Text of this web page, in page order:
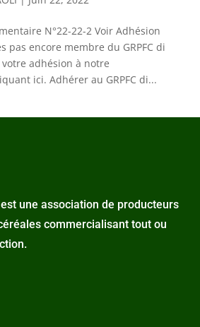
N°22-22-2 Voir Adhésion
pas encore membre du GRPFC di
votre adhésion à notre
ici. Adhérer au GRPFC di...
est une association de producteurs
commercialisant tout ou